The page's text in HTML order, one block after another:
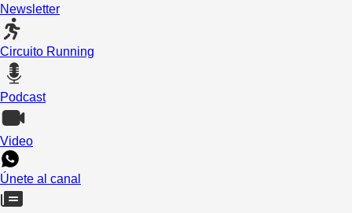
Newsletter
Circuito Running
Podcast
Video
Únete al canal